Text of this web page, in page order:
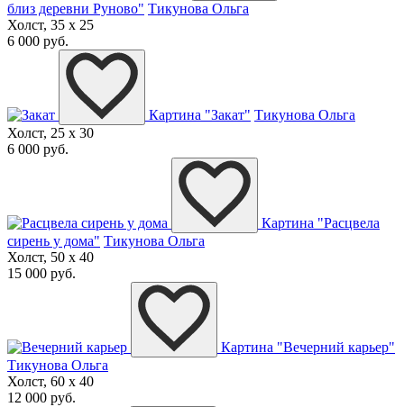
близ деревни Руново" Тикунова Ольга
Холст, 35 x 25
6 000 руб.
Картина "Закат" Тикунова Ольга
Холст, 25 x 30
6 000 руб.
Картина "Расцвела
сирень у дома" Тикунова Ольга
Холст, 50 x 40
15 000 руб.
Картина "Вечерний карьер"
Тикунова Ольга
Холст, 60 x 40
12 000 руб.